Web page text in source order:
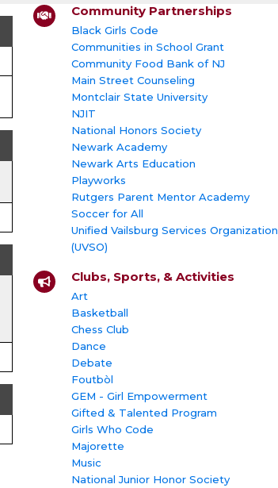
Community Partnerships
Black Girls Code
Communities in School Grant
Community Food Bank of NJ
Main Street Counseling
Montclair State University
NJIT
National Honors Society
Newark Academy
Newark Arts Education
Playworks
Rutgers Parent Mentor Academy
Soccer for All
Unified Vailsburg Services Organization
(UVSO)
Clubs, Sports, & Activities
Art
Basketball
Chess Club
Dance
Debate
Foutbòl
GEM - Girl Empowerment
Gifted & Talented Program
Girls Who Code
Majorette
Music
National Junior Honor Society